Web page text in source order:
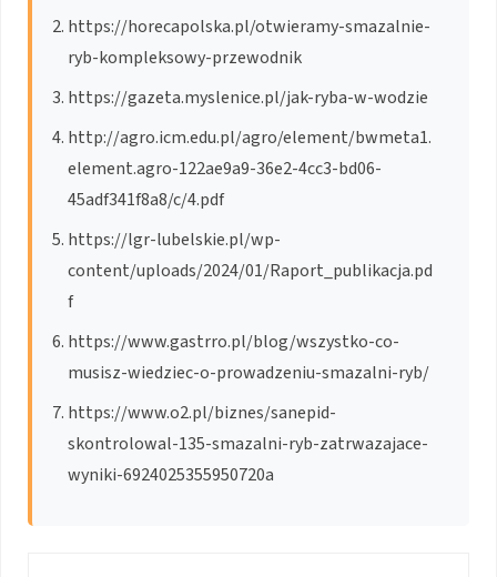
https://horecapolska.pl/otwieramy-smazalnie-
ryb-kompleksowy-przewodnik
https://gazeta.myslenice.pl/jak-ryba-w-wodzie
http://agro.icm.edu.pl/agro/element/bwmeta1.
element.agro-122ae9a9-36e2-4cc3-bd06-
45adf341f8a8/c/4.pdf
https://lgr-lubelskie.pl/wp-
content/uploads/2024/01/Raport_publikacja.pd
f
https://www.gastrro.pl/blog/wszystko-co-
musisz-wiedziec-o-prowadzeniu-smazalni-ryb/
https://www.o2.pl/biznes/sanepid-
skontrolowal-135-smazalni-ryb-zatrwazajace-
wyniki-6924025355950720a